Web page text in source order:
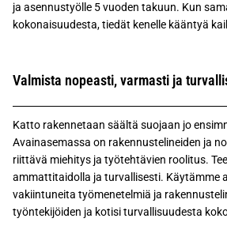
ja asennustyölle 5 vuoden takuun. Kun
kokonaisuudesta, tiedät kenelle kääntyä
Valmista nopeasti, varmasti ja
Katto rakennetaan säältä suojaan jo
Avainasemassa on rakennustelineiden ja
riittävä miehitys ja työtehtävien roolitus.
ammattitaidolla ja turvallisesti. Käytämme
vakiintuneita työmenetelmiä ja
työntekijöiden ja kotisi turvallisuudesta